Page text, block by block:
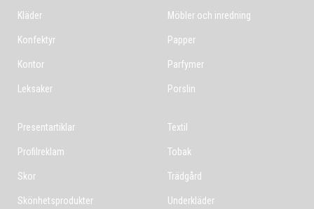
Kläder
Konfektyr
Kontor
Leksaker
Möbler och inredning
Papper
Parfymer
Porslin
Presentartiklar
Profilreklam
Skor
Skönhetsprodukter
Textil
Tobak
Trädgård
Underkläder